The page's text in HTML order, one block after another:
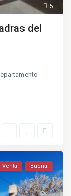
5
del
Venta Buena